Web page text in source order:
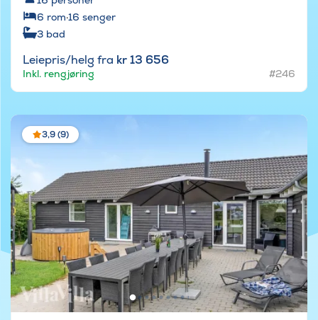
6 rom·16 senger
3 bad
Leiepris/helg fra kr 13 656
Inkl. rengjøring #246
3,9 (9)